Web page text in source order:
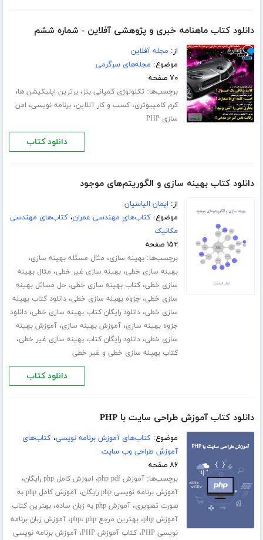
دانلود کتاب ماهنامه خبری و پژوهشی آفلاین - شماره ششم
از: مجله آفلاین
موضوع: مجله‌های سرگرمی
۷۰ صفحه
برچسب‌ها: تکنولوژی کمپانی بنز،برترین اپلیکیشن ها،
کرم کامپیوتری،کسب و کار آنلاین،برنامه نویسی، امن
سازی PHP
دانلود کتاب
دانلود کتاب بهینه سازی و الگوریتم‌های موجود
از: ایمان الیاسیان
موضوع:کتاب‌های مهندسی عمران،کتاب‌های مهندسی
مکانیک
۱۵۲ صفحه
برچسب‌ها:بهینه سازی، مثال مسئله بهینه سازی،
بهینه سازی خطی،بهینه سازی غیر خطی، مثال بهینه
سازی خطی،کتاب بهینه سازی خطی،حل مسائل بهینه
سازی خطی، جزوه بهینه سازی خطی،دانلود کتاب بهینه
سازی خطی،دانلود رایگان کتاب بهینه سازی خطی،دانلود
جزوه بهینه سازی،آموزش بهینه سازی،آموزش بهینه
سازی خطی،دانلود رایگان کتاب بهینه سازی غیر خطی،
کتاب بهینه سازی خطی و غیر خطی
دانلود کتاب
دانلود کتاب آموزش طراحی سایت با PHP
موضوع:کتاب‌های آموزش برنامه نویسی،کتاب‌های
آموزش طراحی وب سایت
۸۶ صفحه
برچسب‌ها:آموزش php pdf ، اموزش کامل php رایگان ،
آموزش برنامه نویسی php رایگان ،
آموزش کامل php به
صورت تصویری،آموزش php به زبان ساده ،بهترین کتاب
آموزش php
،بهترین مرجع php ، php ،آموزش زبان برنامه
نویسی PHP
،کتاب آموزش PHP ،آموزش برنامه نویسی